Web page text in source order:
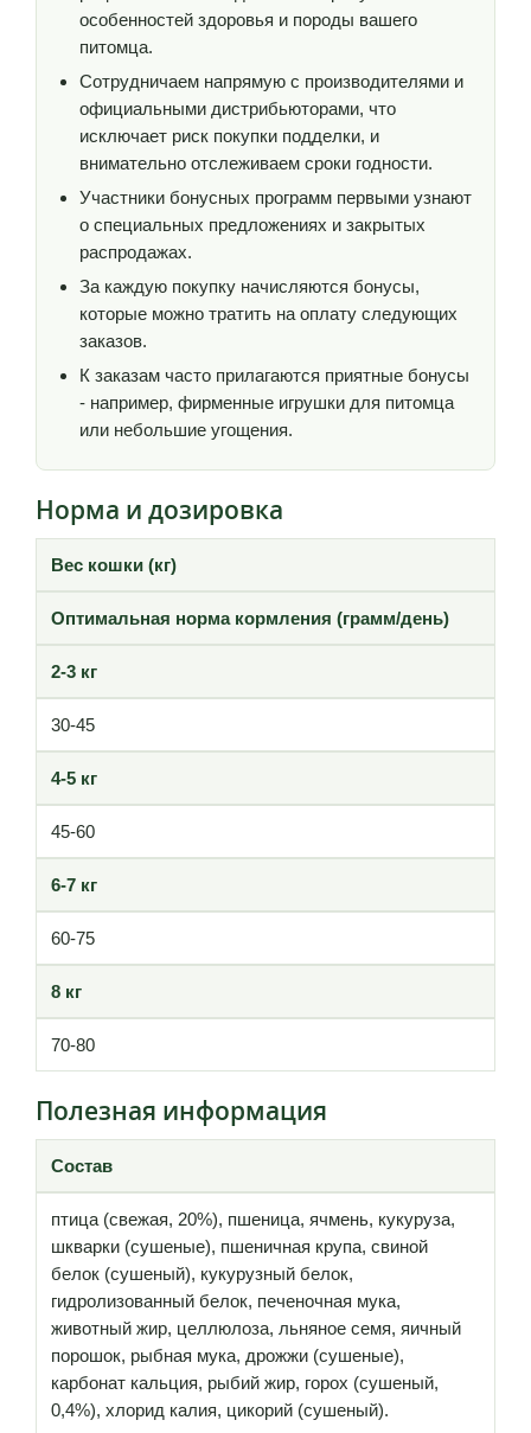
особенностей здоровья и породы вашего
питомца.
Сотрудничаем напрямую с производителями и
официальными дистрибьюторами, что
исключает риск покупки подделки, и
внимательно отслеживаем сроки годности.
Участники бонусных программ первыми узнают
о специальных предложениях и закрытых
распродажах.
За каждую покупку начисляются бонусы,
которые можно тратить на оплату следующих
заказов.
К заказам часто прилагаются приятные бонусы
- например, фирменные игрушки для питомца
или небольшие угощения.
Норма и дозировка
Вес кошки (кг)
Оптимальная норма кормления (грамм/день)
2-3 кг
30-45
4-5 кг
45-60
6-7 кг
60-75
8 кг
70-80
Полезная информация
Состав
птица (свежая, 20%), пшеница, ячмень, кукуруза,
шкварки (сушеные), пшеничная крупа, свиной
белок (сушеный), кукурузный белок,
гидролизованный белок, печеночная мука,
животный жир, целлюлоза, льняное семя, яичный
порошок, рыбная мука, дрожжи (сушеные),
карбонат кальция, рыбий жир, горох (сушеный,
0,4%), хлорид калия, цикорий (сушеный).